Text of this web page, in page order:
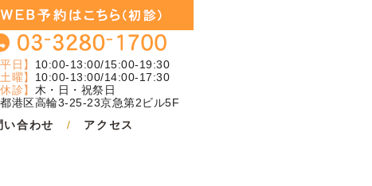
日】 10:00-13:00/15:00-19:30
曜】 10:00-13:00/14:00-17:30
診】 木・日・祝祭日
港区高輪3-25-23京急第2ビル5F
い合わせ / アクセス